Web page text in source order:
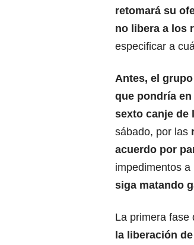
retomará su
no libera a los
especificar a
Antes, el
que pondría en
sexto canje de
sábado, por las
acuerdo por
impedimentos a
siga matando
La primera fase
la liberación